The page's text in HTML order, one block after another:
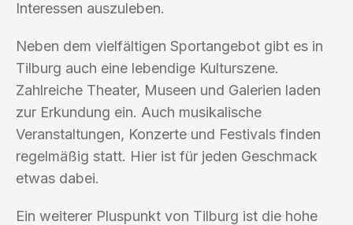
Interessen auszuleben.
Neben dem vielfältigen Sportangebot gibt es in
Tilburg auch eine lebendige Kulturszene.
Zahlreiche Theater, Museen und Galerien laden
zur Erkundung ein. Auch musikalische
Veranstaltungen, Konzerte und Festivals finden
regelmäßig statt. Hier ist für jeden Geschmack
etwas dabei.
Ein weiterer Pluspunkt von Tilburg ist die hohe